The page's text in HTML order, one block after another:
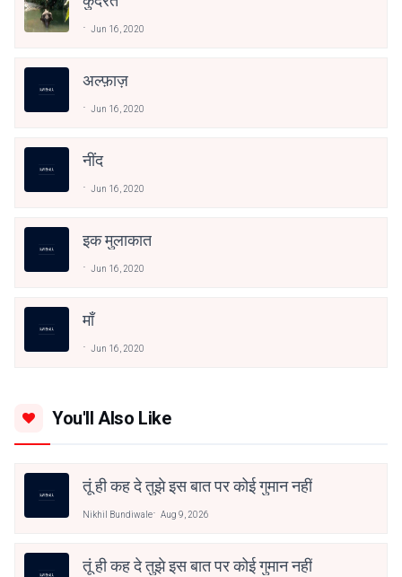
Jun 16, 2020
अल्फ़ाज़
Jun 16, 2020
नींद
Jun 16, 2020
इक मुलाकात
Jun 16, 2020
माँ
Jun 16, 2020
You'll Also Like
तूं ही कह दे तुझे इस बात पर कोई गुमान नहीं
Nikhil Bundiwale Aug 9, 2026
तूं ही कह दे तुझे इस बात पर कोई गुमान नहीं